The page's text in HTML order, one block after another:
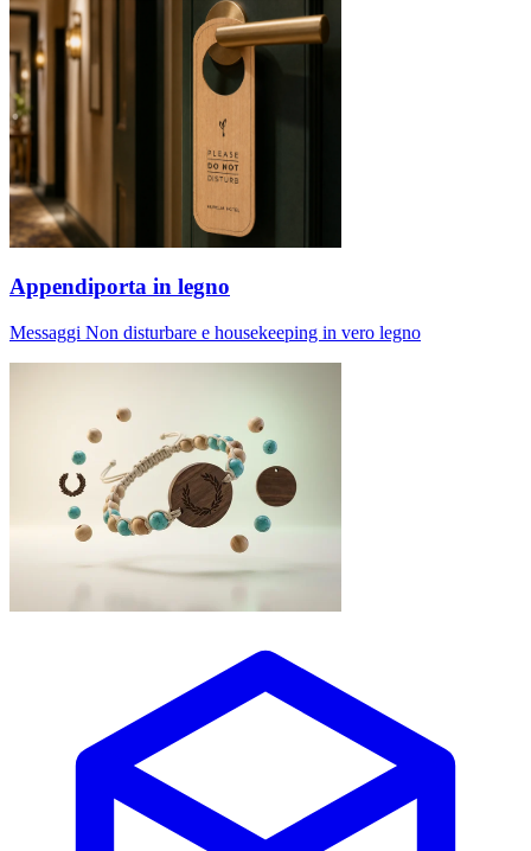
Appendiporta in legno
Messaggi Non disturbare e housekeeping in vero legno